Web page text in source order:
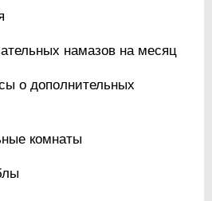
намазов на месяц
о дополнительных
комнаты